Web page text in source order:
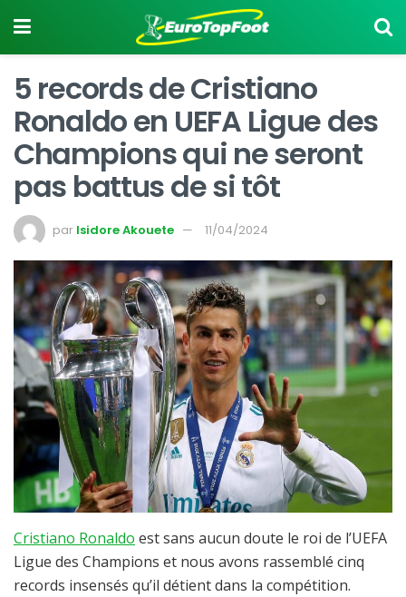
5 records de Cristiano
Ronaldo en UEFA Ligue des
Champions qui ne seront
pas battus de si tôt
par Isidore Akouete 11/04/2024
Cristiano Ronaldo est sans aucun doute le roi de l’UEFA
Ligue des Champions et nous avons rassemblé cinq
records insensés qu’il détient dans la compétition.